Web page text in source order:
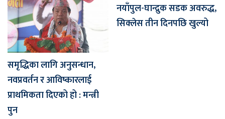
समृद्धिका लागि अनुसन्धान,
नवप्रवर्तन र आविष्कारलाई
प्राथमिकता दिएको हो : मन्त्री
पुन
नयाँपुल-घान्द्रुक सडक अवरुद्ध,
सिक्लेस तीन दिनपछि खुल्यो